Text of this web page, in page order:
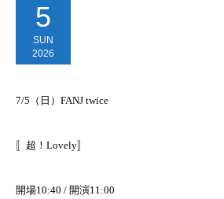
5
SUN
2026
7/5（日）FANJ twice
〚超！Lovely〛
開場10:40 / 開演11:00